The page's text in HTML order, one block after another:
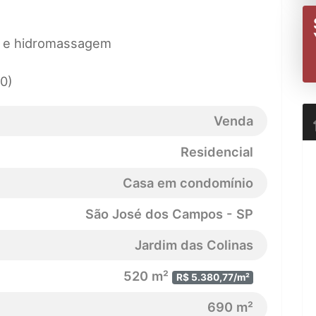
hidromassagem
Venda
Residencial
Casa em condomínio
São José dos Campos - SP
Jardim das Colinas
520 m² R$ 5.380,77/m²
690 m²